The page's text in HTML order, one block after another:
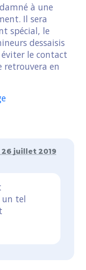
à une
Il sera
spécial, le
dessaisis
le contact
retrouvera en
26 juillet 2019
tel